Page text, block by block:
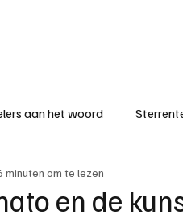
aan het woord
KM - Meest sportieve
en de
minuten om te lezen